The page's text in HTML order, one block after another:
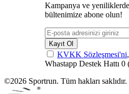
Kampanya ve
bültenimize abone olun!
Kayıt Ol
KVKK Sözleşmesi'ni
Whastapp Destek Hattı 0
©2026 Sportrun. Tüm hakları saklıdır.